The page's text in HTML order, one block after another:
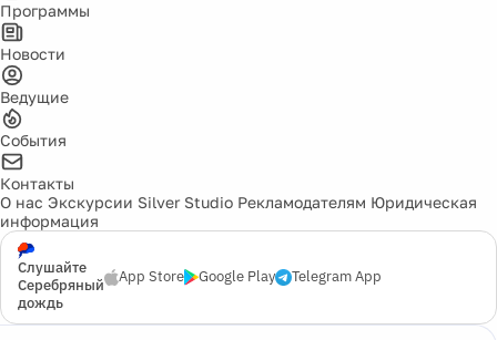
Программы
Новости
Ведущие
События
Контакты
О нас Экскурсии Silver Studio Рекламодателям Юридическая
информация
Слушайте
Серебряный
дождь
App Store Google Play Telegram App